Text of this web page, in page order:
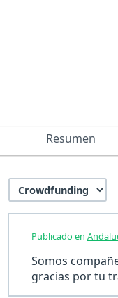
Resumen
Publicado en
Somos
gracias por tu